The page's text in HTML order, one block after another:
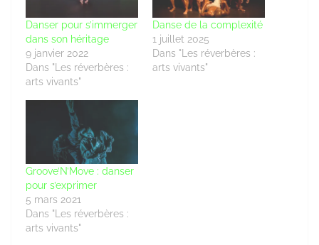
Danser pour s’immerger
dans son héritage
9 janvier 2022
Dans "Les réverbères :
arts vivants"
Danse de la complexité
1 juillet 2025
Dans "Les réverbères :
arts vivants"
Groove’N’Move : danser
pour s’exprimer
5 mars 2021
Dans "Les réverbères :
arts vivants"